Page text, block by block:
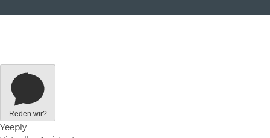
Reden wir?
Yeeply